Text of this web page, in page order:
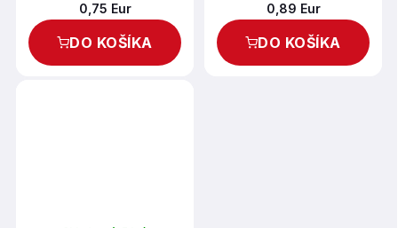
0,75 Eur
DO KOŠÍKA
0,89 Eur
DO KOŠÍKA